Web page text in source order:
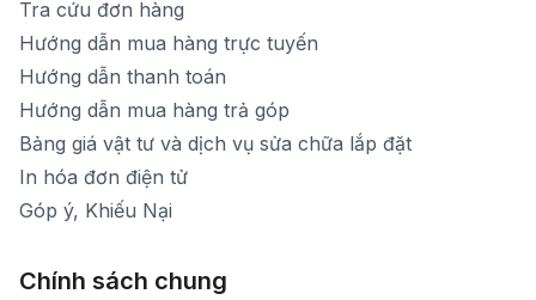
Tra cứu đơn hàng
Hướng dẫn mua hàng trực tuyến
Hướng dẫn thanh toán
Hướng dẫn mua hàng trả góp
Bảng giá vật tư và dịch vụ sửa chữa lắp đặt
In hóa đơn điện tử
Góp ý, Khiếu Nại
Chính sách chung